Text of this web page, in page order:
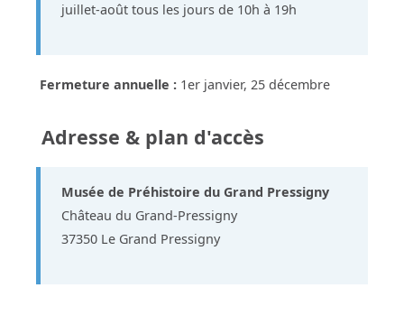
juillet-août tous les jours de 10h à 19h
Fermeture annuelle : 1er janvier, 25 décembre
Adresse & plan d'accès
Musée de Préhistoire du Grand Pressigny
Château du Grand-Pressigny
37350 Le Grand Pressigny